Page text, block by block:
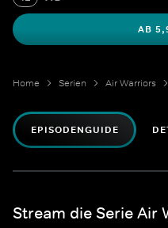
AB
Home Serien Air Warriors
EPISODENGUIDE
Stream die Serie Air